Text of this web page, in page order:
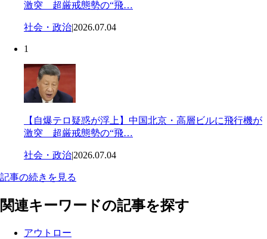
激突 超厳戒態勢の“飛…
社会・政治|2026.07.04
1
【自爆テロ疑惑が浮上】中国北京・高層ビルに飛行機が
激突 超厳戒態勢の“飛…
社会・政治|2026.07.04
記事の続きを見る
関連キーワードの記事を探す
アウトロー